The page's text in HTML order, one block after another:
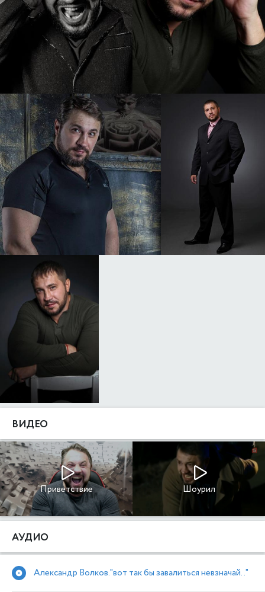
ВИДЕО
Приветствие Шоурил
АУДИО
Александр Волков."вот так бы завалиться невзначай.."